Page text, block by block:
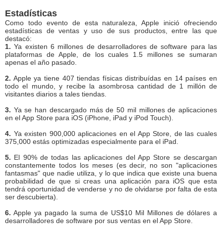
Estadísticas
Como todo evento de esta naturaleza, Apple inició ofreciendo
estadísticas de ventas y uso de sus productos, entre las que
destacó:
1. Ya existen 6 millones de desarrolladores de software para las
plataformas de Apple, de los cuales 1.5 millones se sumaran
apenas el año pasado.
2. Apple ya tiene 407 tiendas físicas distribuídas en 14 países en
todo el mundo, y recibe la asombrosa cantidad de 1 millón de
visitantes diarios a tales tiendas.
3. Ya se han descargado más de 50 mil millones de aplicaciones
en el App Store para iOS (iPhone, iPad y iPod Touch).
4. Ya existen 900,000 aplicaciones en el App Store, de las cuales
375,000 estás optimizadas especialmente para el iPad.
5. El 90% de todas las aplicaciones del App Store se descargan
constantemente todos los meses (es decir, no son "aplicaciones
fantasmas" que nadie utiliza, y lo que indica que existe una buena
probabilidad de que si creas una aplicación para iOS que esta
tendrá oportunidad de venderse y no de olvidarse por falta de esta
ser descubierta).
6. Apple ya pagado la suma de US$10 Mil Millones de dólares a
desarrolladores de software por sus ventas en el App Store.